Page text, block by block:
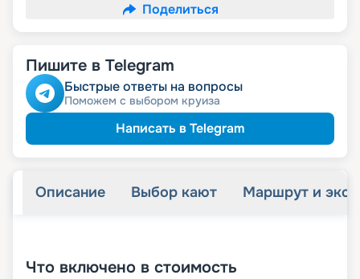
Поделиться
Пишите в Telegram
Быстрые ответы на вопросы
Поможем с выбором круиза
Написать в Telegram
Описание Выбор кают Маршрут и
Что включено в стоимость